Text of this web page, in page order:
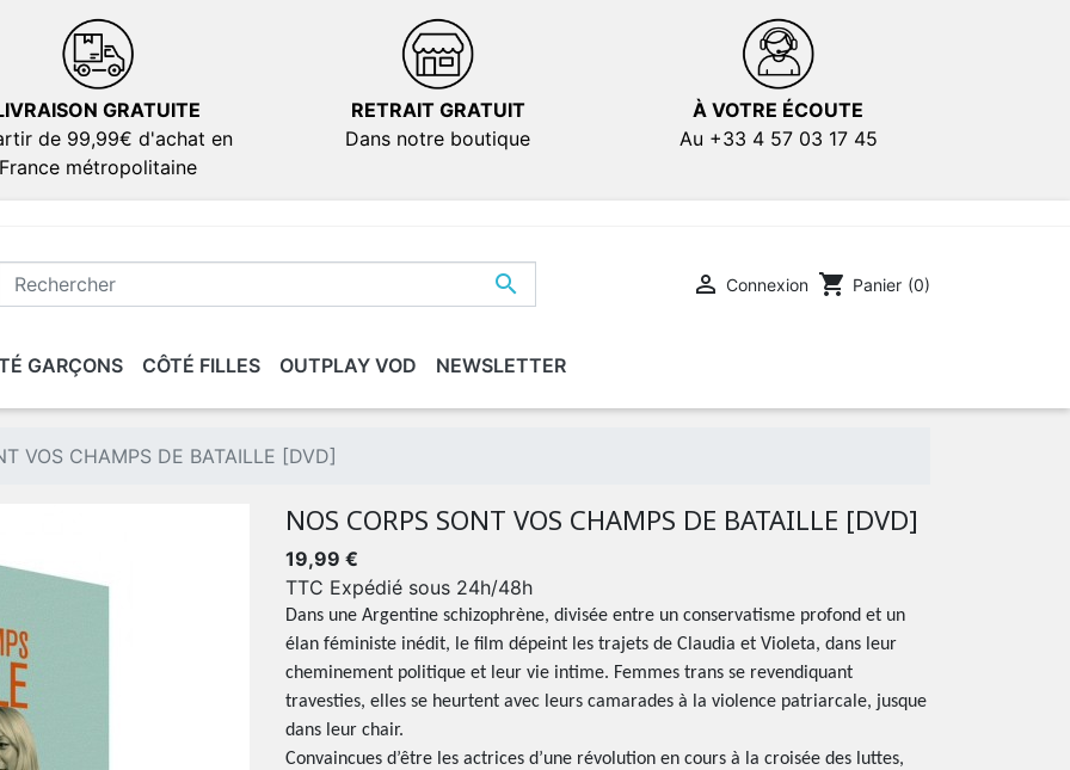
GRATUITE
de 99,99€ d'achat en
métropolitaine
RETRAIT GRATUIT
Dans notre boutique
À VOTRE ÉCOUTE
Au +33 4 57 03 17 45
  Connexion shopping_cart Panier (0)
GARÇONS
SÉRIES DOCUMENTAIRES VERSION FRANÇAISE AFFICHES DE FILMS
CÔTÉ FILLES
SÉRIES DOCUMENTAIRES VERSION FRANÇAISE AFFICHES DE FILMS
OUTPLAY VOD NEWSLETTER
VOS CHAMPS DE BATAILLE [DVD]
NOS CORPS SONT VOS CHAMPS DE BATAILLE [DVD]
19,99 €
TTC Expédié sous 24h/48h
Dans une Argentine schizophrène, divisée entre un conservatisme profond et un
élan féministe inédit, le film dépeint les trajets de Claudia et Violeta, dans leur
cheminement politique et leur vie intime. Femmes trans se revendiquant
travesties, elles se heurtent avec leurs camarades à la violence patriarcale, jusque
dans leur chair.
Convaincues d’être les actrices d’une révolution en cours à la croisée des luttes,